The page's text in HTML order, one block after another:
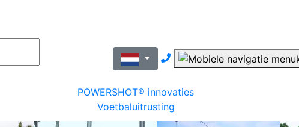
Nous contacter par
POWERSHOT® innovaties
Voetbaluitrusting